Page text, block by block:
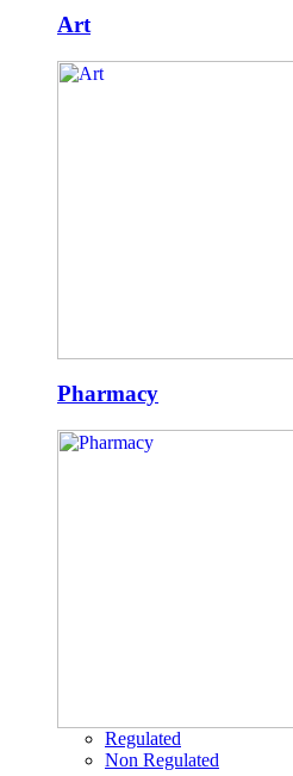
Art
Pharmacy
Regulated
Non Regulated